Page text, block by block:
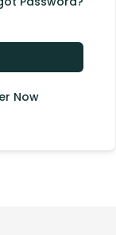
Now